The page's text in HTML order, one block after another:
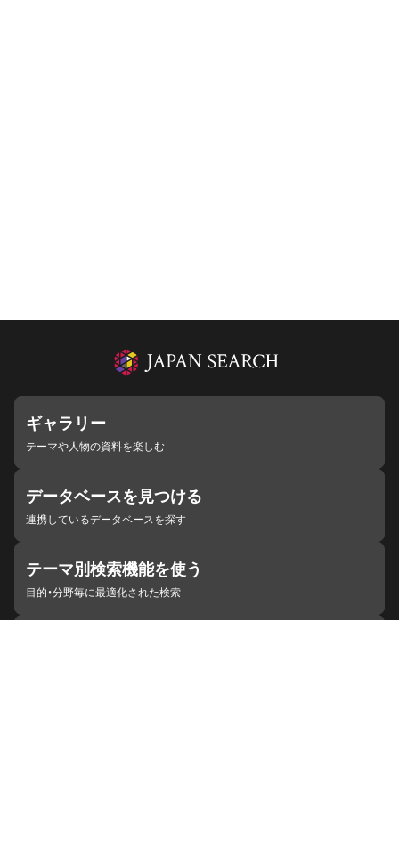
ギャラリー
テーマや人物の資料を楽しむ
データベースを見つける
連携しているデータベースを探す
テーマ別検索機能を使う
目的・分野毎に最適化された検索